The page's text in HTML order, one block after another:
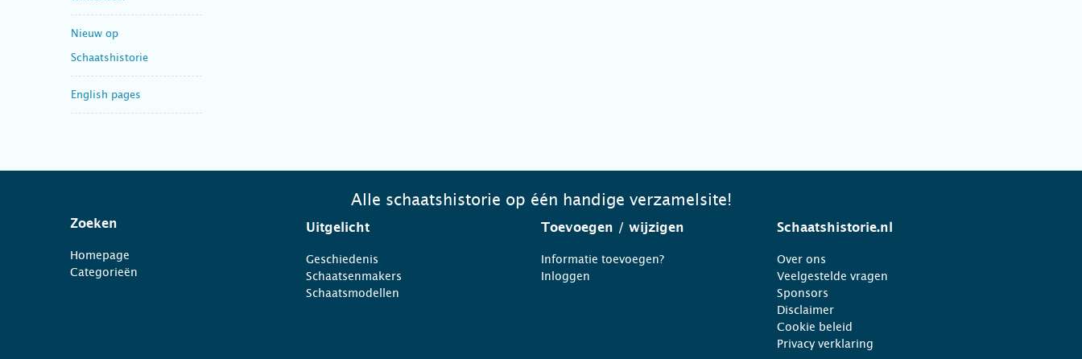
Nieuw op
Schaatshistorie
English pages
Alle schaatshistorie op één handige verzamelsite!
Zoeken
Homepage
Categorieën
Uitgelicht
Geschiedenis
Schaatsenmakers
Schaatsmodellen
Toevoegen / wijzigen
Informatie toevoegen?
Inloggen
Schaatshistorie.nl
Over ons
Veelgestelde vragen
Sponsors
Disclaimer
Cookie beleid
Privacy verklaring